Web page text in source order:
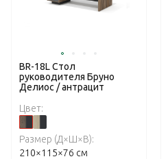
BR-18L Стол
руководителя Бруно
Делиос / антрацит
Цвет:
Размер (Д×Ш×В):
210×115×76 см